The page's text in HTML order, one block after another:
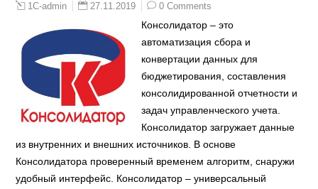
1C-admin 27.11.2019 0 Comments
Консолидатор – это
автоматизация сбора и
конвертации данных для
бюджетирования, составления
консолидированной отчетности и
задач управленческого учета.
Консолидатор загружает данные
из внутренних и внешних источников. В основе
Консолидатора проверенный временем алгоритм, снаружи
удобный интерфейс. Консолидатор – универсальный